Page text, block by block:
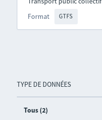
TYPE DE DONNÉES
Tous (2)
Format GTFS